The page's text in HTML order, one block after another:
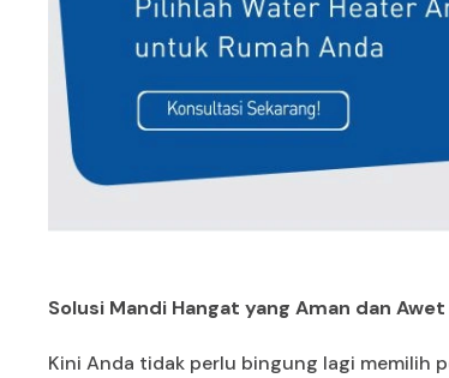
Solusi Mandi Hangat yang Aman dan
Kini Anda tidak perlu bingung lagi memilih